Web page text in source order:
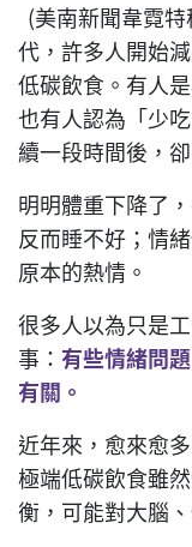
(美南新聞韋霓
代，許多人開始
低碳飲食。有人
也有人認為「少
續一段時間後，
明明體重下降了
反而睡不好；情
原本的熱情。
很多人以為只是
事： 有些情緒問
有關。
近年來，愈來愈
極端低碳飲食雖
衡，可能對大腦